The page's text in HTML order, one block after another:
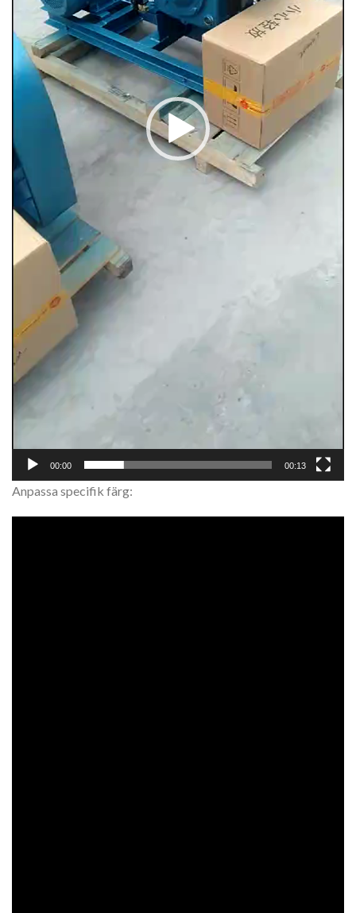
00:00 00:13
Anpassa specifik färg: